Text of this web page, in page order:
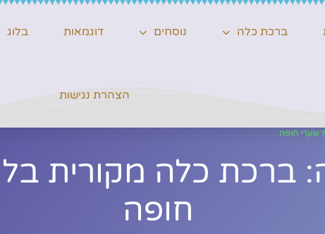
ברכת כלה נוסחים דוגמאות בלוג
הצהרת נגישות
שערי חופה
ברכת כלה מקורית
חופה